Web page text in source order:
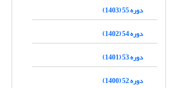
دوره 55 (1403)
دوره 54 (1402)
دوره 53 (1401)
دوره 52 (1400)